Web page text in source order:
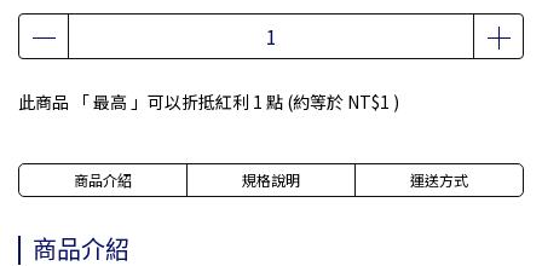
此商品 「 最高 」可以折抵紅利 1 點 (約等於 NT$1 )
商品介紹 規格說明 運送方式
商品介紹